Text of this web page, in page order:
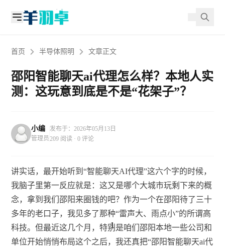
首页 半导体照明 文章正文
邵阳智能聊天ai代理怎么样？本地人实
测：这玩意到底是不是“花架子”？
小编
管理员
发布于：2026年05月13日
209 阅读 · 0 评论
讲实话，最开始听到“智能聊天AI代理”这六个字的时候，
我脑子里第一反应就是：这又是哪个大城市玩剩下来的概
念，拿到我们邵阳来圈钱的吧？作为一个在邵阳待了三十
多年的老口子，我见多了那种“雷声大、雨点小”的所谓高
科技。但最近这几个月，特别是咱们邵阳本地一些公司和
单位开始悄悄布局这个之后，我还真把“邵阳智能聊天ai代
1
1
1
1
1
1
1
1
1